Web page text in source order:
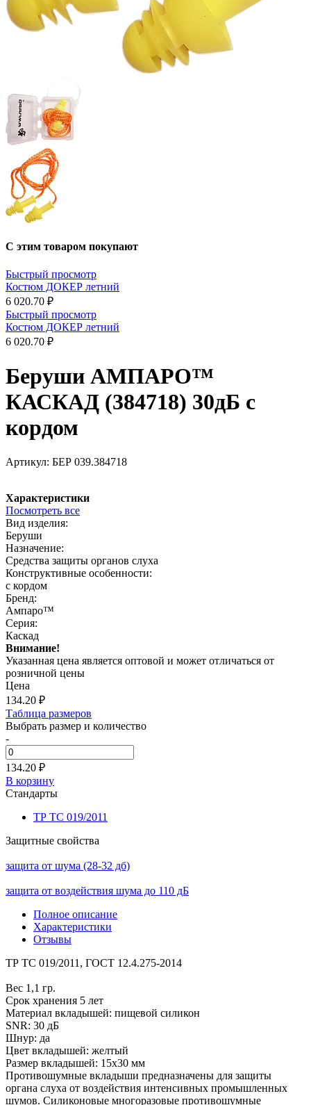
С этим товаром покупают
Быстрый просмотр
Костюм ДОКЕР летний
6 020.70 ₽
Быстрый просмотр
Костюм ДОКЕР летний
6 020.70 ₽
Беруши АМПАРО™
КАСКАД (384718) 30дБ с
кордом
Артикул: БЕР 039.384718
Характеристики
Посмотреть все
Вид изделия:
Беруши
Назначение:
Средства защиты органов слуха
Конструктивные особенности:
с кордом
Бренд:
Ампаро™
Серия:
Каскад
Внимание!
Указанная цена является оптовой и может отличаться от
розничной цены
Цена
134.20 ₽
Таблица размеров
Выбрать размер и количество
-
134.20 ₽
В корзину
Стандарты
ТР ТС 019/2011
Защитные свойства
защита от шума (28-32 дб)
защита от воздействия шума до 110 дБ
Полное описание
Характеристики
Отзывы
ТР ТС 019/2011, ГОСТ 12.4.275-2014
Вес 1,1 гр.
Срок хранения 5 лет
Материал вкладышей: пищевой силикон
SNR: 30 дБ
Шнур: да
Цвет вкладышей: желтый
Размер вкладышей: 15х30 мм
Противошумные вкладыши предназначены для защиты
органа слуха от воздействия интенсивных промышленных
шумов. Силиконовые многоразовые противошумные